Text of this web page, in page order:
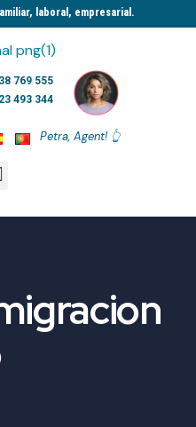
laboral, empresarial.​
769 555
493 344
Petra, Agent! 👆